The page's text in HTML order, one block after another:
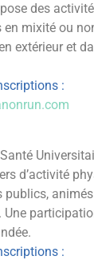
des
mixité ou
extérieur et
:
d’activité
publics,
Une
: